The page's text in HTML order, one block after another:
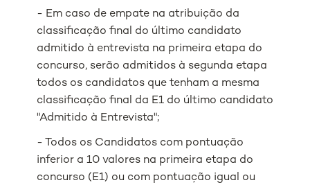
- Em caso de empate na atribuição da
classificação final do último candidato
admitido à entrevista na primeira etapa do
concurso, serão admitidos à segunda etapa
todos os candidatos que tenham a mesma
classificação final da E1 do último candidato
"Admitido à Entrevista";
- Todos os Candidatos com pontuação
inferior a 10 valores na primeira etapa do
concurso (E1) ou com pontuação igual ou